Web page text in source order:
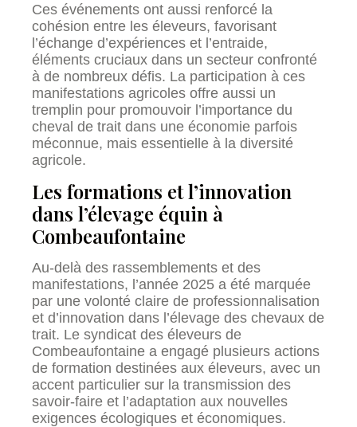
Ces événements ont aussi renforcé la
cohésion entre les éleveurs, favorisant
l’échange d’expériences et l’entraide,
éléments cruciaux dans un secteur confronté
à de nombreux défis. La participation à ces
manifestations agricoles offre aussi un
tremplin pour promouvoir l’importance du
cheval de trait dans une économie parfois
méconnue, mais essentielle à la diversité
agricole.
Les formations et l’innovation
dans l’élevage équin à
Combeaufontaine
Au-delà des rassemblements et des
manifestations, l’année 2025 a été marquée
par une volonté claire de professionnalisation
et d’innovation dans l’élevage des chevaux de
trait. Le syndicat des éleveurs de
Combeaufontaine a engagé plusieurs actions
de formation destinées aux éleveurs, avec un
accent particulier sur la transmission des
savoir-faire et l’adaptation aux nouvelles
exigences écologiques et économiques.